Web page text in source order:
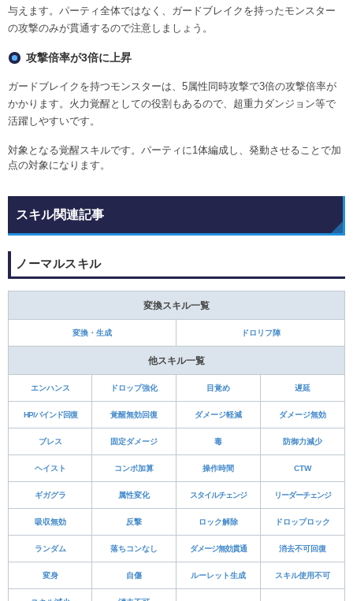
与えます。パーティ全体ではなく、ガードブレイクを持ったモンスター
の攻撃のみが貫通するので注意しましょう。
攻撃倍率が3倍に上昇
ガードブレイクを持つモンスターは、5属性同時攻撃で3倍の攻撃倍率が
かかります。火力覚醒としての役割もあるので、超重力ダンジョン等で
活躍しやすいです。
対象となる覚醒スキルです。パーティに1体編成し、発動させることで加
点の対象になります。
スキル関連記事
ノーマルスキル
変換スキル一覧
変換・生成 ドロリフ陣
他スキル一覧
エンハンス ドロップ強化 目覚め 遅延
HP/バインド回復 覚醒無効回復 ダメージ軽減 ダメージ無効
ブレス 固定ダメージ 毒 防御力減少
ヘイスト コンボ加算 操作時間 CTW
ギガグラ 属性変化 スタイルチェンジ リーダーチェンジ
吸収無効 反撃 ロック解除 ドロップロック
ランダム 落ちコンなし ダメージ無効貫通 消去不可回復
変身 自傷 ルーレット生成 スキル使用不可